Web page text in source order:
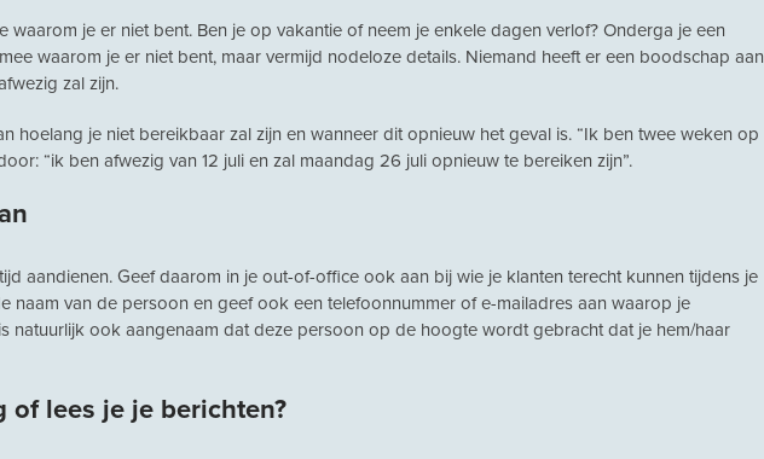
waarom je er niet bent. Ben je op vakantie of neem je enkele dagen verlof? Onderga je een
waarom je er niet bent, maar vermijd nodeloze details. Niemand heeft er een boodschap aan
zal zijn.
hoelang je niet bereikbaar zal zijn en wanneer dit opnieuw het geval is. “Ik ben twee weken op
“ik ben afwezig van 12 juli en zal maandag 26 juli opnieuw te bereiken zijn”.
aandienen. Geef daarom in je out-of-office ook aan bij wie je klanten terecht kunnen tijdens je
naam van de persoon en geef ook een telefoonnummer of e-mailadres aan waarop je
natuurlijk ook aangenaam dat deze persoon op de hoogte wordt gebracht dat je hem/haar
of lees je je berichten?